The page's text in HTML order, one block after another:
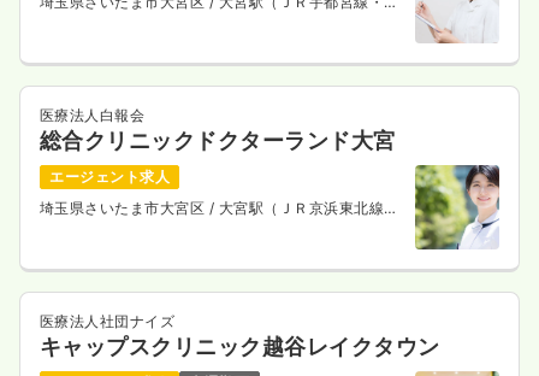
医療法人白報会
総合クリニックドクターランド大宮
エージェント求人
埼玉県さいたま市大宮区 / 大宮駅（ＪＲ京浜東北線）
医療法人社団ナイズ
キャップスクリニック越谷レイクタウン